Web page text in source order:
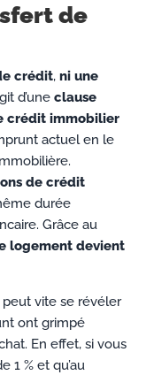
de
crédit, ni une
d’une clause
crédit immobilier
actuel en le
de crédit
durée
Grâce au
logement devient
peut vite se révéler
ont grimpé
En effet, si vous
1 % et qu’au